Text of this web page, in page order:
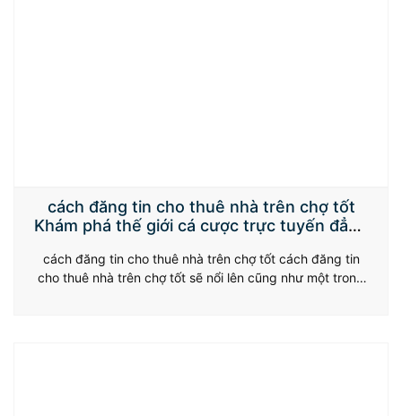
cách đăng tin cho thuê nhà trên chợ tốt
Khám phá thế giới cá cược trực tuyến đẳng
đối
cách đăng tin cho thuê nhà trên chợ tốt cách đăng tin
cho thuê nhà trên chợ tốt sẽ nổi lên cũng như một trong